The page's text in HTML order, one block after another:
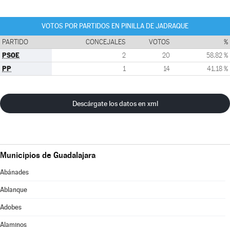
VOTOS POR PARTIDOS EN PINILLA DE JADRAQUE
PARTIDO CONCEJALES VOTOS %
PSOE 2 20 58,82 %
PP 1 14 41,18 %
Descárgate los datos en xml
Municipios de Guadalajara
Abánades
Ablanque
Adobes
Alaminos